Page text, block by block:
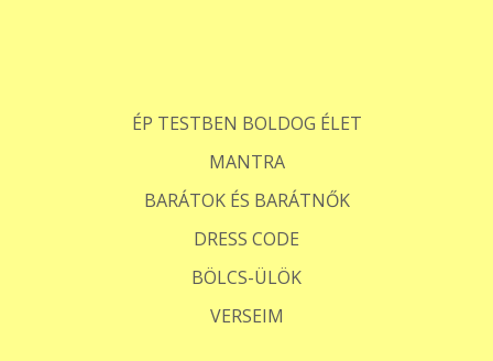
ÉP TESTBEN BOLDOG ÉLET
MANTRA
BARÁTOK ÉS BARÁTNŐK
DRESS CODE
BÖLCS-ÜLÖK
VERSEIM